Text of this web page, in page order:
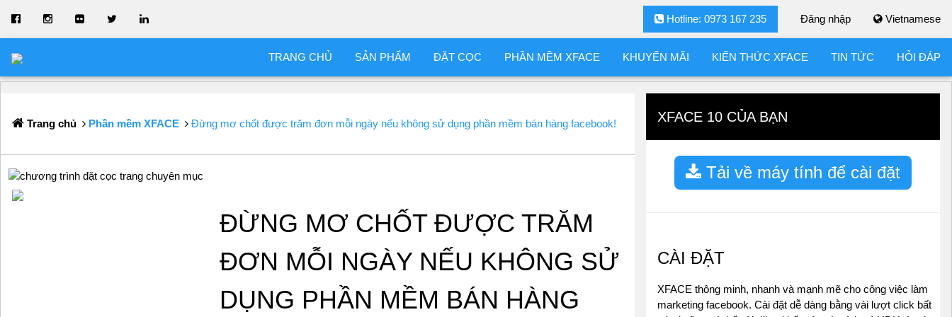
Vietnamese
Đăng nhập
Hotline: 0973 167 235
TRANG CHỦ SẢN PHẨM ĐẶT CỌC PHẦN MỀM XFACE KHUYẾN MÃI KIẾN THỨC XFACE TIN TỨC HỎI ĐÁP
Trang chủ Phần mềm XFACE Đừng mơ chốt được trăm đơn mỗi ngày nếu không sử dụng phần mềm bán hàng facebook!
ĐỪNG MƠ CHỐT ĐƯỢC TRĂM
ĐƠN MỖI NGÀY NẾU KHÔNG SỬ
DỤNG PHẦN MỀM BÁN HÀNG
XFACE 10 CỦA BẠN
Tải về máy tính để cài đặt
CÀI ĐẶT
XFACE thông minh, nhanh và mạnh mẽ cho công việc làm
marketing facebook. Cài đặt dễ dàng bằng vài lượt click bất